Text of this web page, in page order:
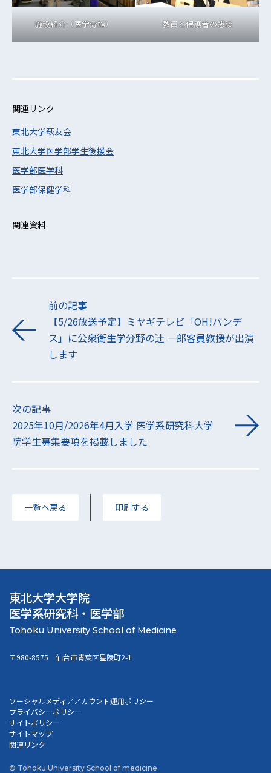
施設紹介（医学分館） 教員と保護者の懇談
関連リンク
東北大学萩友会
東北大学医学部学生後援会
医学部医学科
医学部保健学科
関連資料
前の記事
【5/26放送予定】ミヤギテレビ「OH!バンデ
ス」に公衆衛生学分野の辻󠄀 一郎客員教授が出演
します
次の記事
2025年10月/2026年4月入学 医学系研究科大学
院学生募集要項を掲載しました
一覧へ戻る 印刷する
東北大学大学院
医学系研究科・医学部
〒980-8575 仙台市青葉区星陵町2-1
ソーシャルメディアアカウント運用ポリシー
プライバシーポリシー
サイトポリシー
サイトマップ
関連リンク
© Tohoku University School of medicine